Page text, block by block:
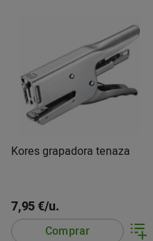
Kores grapadora tenaza
7,95 €/u.
Comprar